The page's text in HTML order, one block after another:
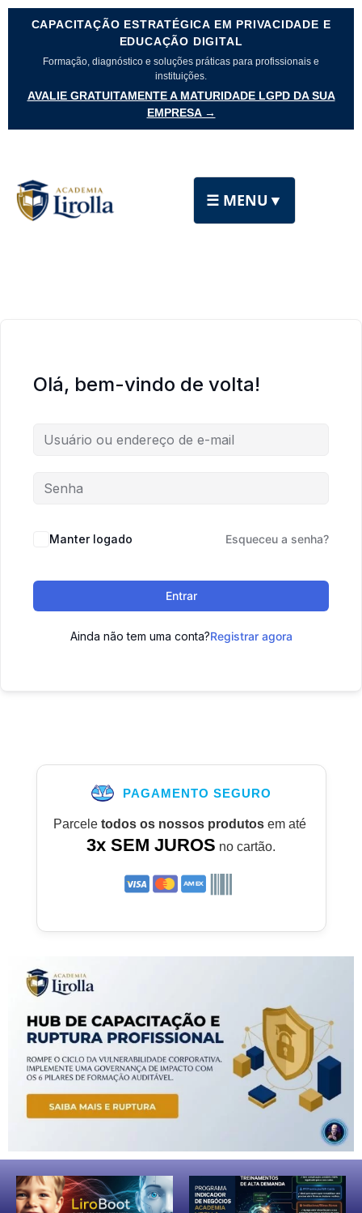
CAPACITAÇÃO ESTRATÉGICA EM PRIVACIDADE E
EDUCAÇÃO DIGITAL
Formação, diagnóstico e soluções práticas para profissionais e
instituições.
AVALIE GRATUITAMENTE A MATURIDADE LGPD DA SUA
EMPRESA →
☰ MENU ▼
Olá, bem-vindo de volta!
Manter logado Esqueceu a senha?
Entrar
Ainda não tem uma conta?Registrar agora
PAGAMENTO SEGURO
Parcele todos os nossos produtosem até
3x SEM JUROS no cartão.